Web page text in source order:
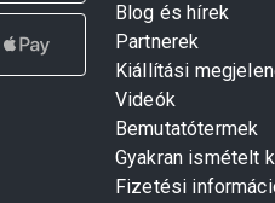
Blog és hírek
Partnerek
Kiállítási
Videók
Bemutatótermek
Gyakran ismételt
Fizetési